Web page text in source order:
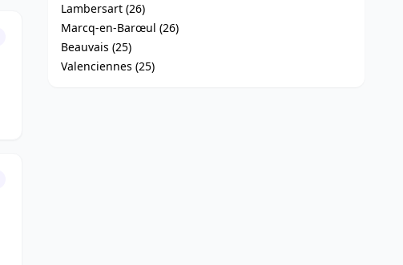
Lambersart (26)
Marcq-en-Barœul (26)
Beauvais (25)
Valenciennes (25)